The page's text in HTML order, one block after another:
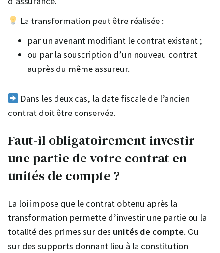
La transformation peut être réalisée :
par un avenant modifiant le contrat existant ;
ou par la souscription d’un nouveau contrat
auprès du même assureur.
Dans les deux cas, la date fiscale de l’ancien
contrat doit être conservée.
Faut-il obligatoirement investir
une partie de votre contrat en
unités de compte ?
La loi impose que le contrat obtenu après la
transformation permette d’investir une partie ou la
totalité des primes sur des unités de compte. Ou
sur des supports donnant lieu à la constitution